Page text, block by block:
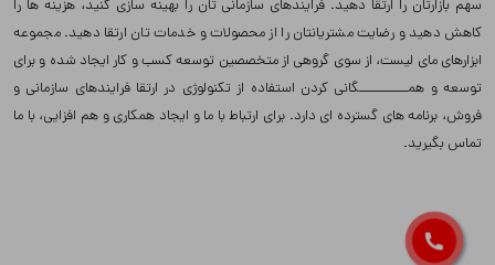
سهم بازارتان را ارتقا دهید. فرایندهای سازمانی تان را بهینه سازی کنید، هزینه ها را
کاهش دهید و رضایت مشتریانتان را از محصولات و خدمات تان ارتقا دهید. مجموعه
ابزارهای مای لیست، از سوی گروهی از متخصصین توسعه کسب و کار ایجاد شده و برای
توسعه و همـــــــــــگانی کردن استفاده از تکنولوژی در ارتقا فرایندهای سازمانی و
فروش، برنامه های گسترده ای دارد. برای ارتباط با ما و ایجاد همکاری و هم افزایی، با ما
تماس بگیرید.